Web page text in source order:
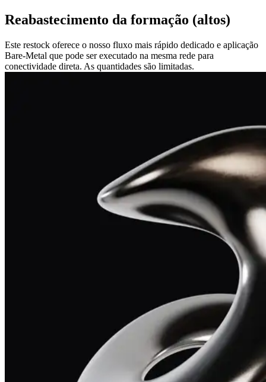
Reabastecimento da formação (altos)
Este restock oferece o nosso fluxo mais rápido dedicado e aplicação
Bare-Metal que pode ser executado na mesma rede para
conectividade direta. As quantidades são limitadas.